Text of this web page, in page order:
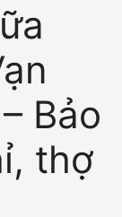
Bảo
thợ